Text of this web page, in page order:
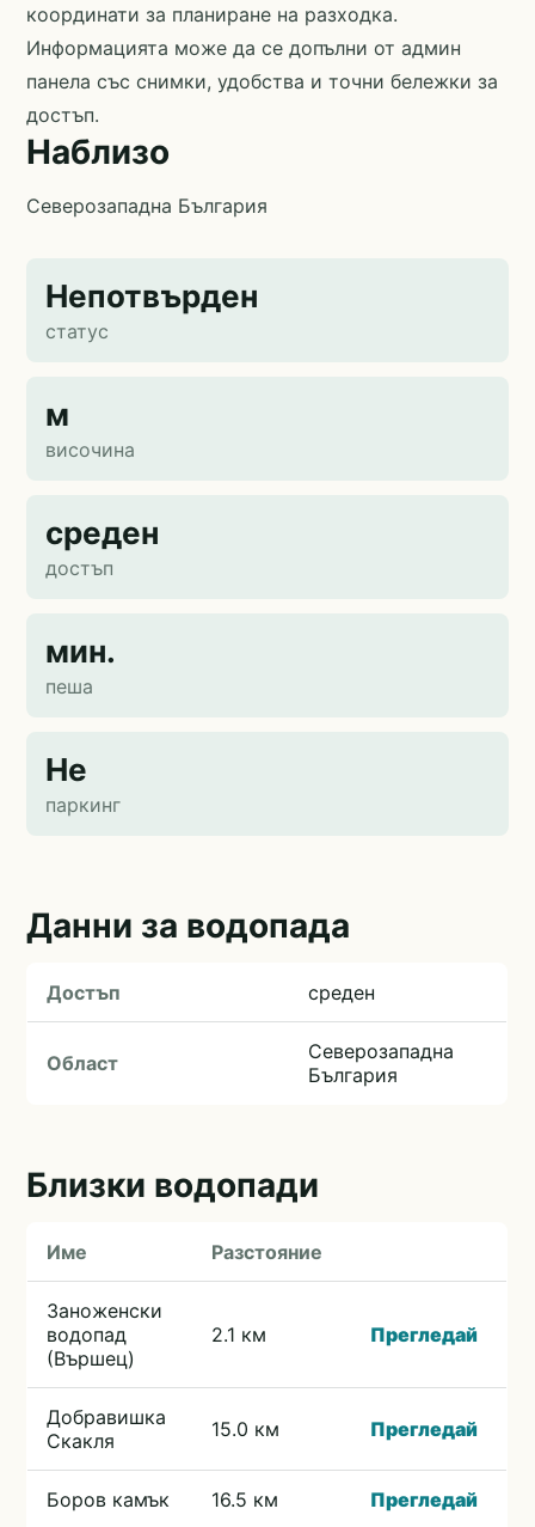
координати за планиране на разходка.
Информацията може да се допълни от админ
панела със снимки, удобства и точни бележки за
достъп.
Наблизо
Северозападна България
Непотвърден
статус
м
височина
среден
достъп
мин.
пеша
Не
паркинг
Данни за водопада
Достъп среден
Област
Северозападна
България
Близки водопади
Име Разстояние
Заноженски
водопад
(Вършец)
2.1 км Прегледай
Добравишка
Скакля
15.0 км Прегледай
Боров камък 16.5 км Прегледай